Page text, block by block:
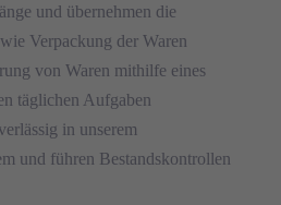
und übernehmen die
Verpackung der Waren
von Waren mithilfe eines
täglichen Aufgaben
in unserem
und führen Bestandskontrollen